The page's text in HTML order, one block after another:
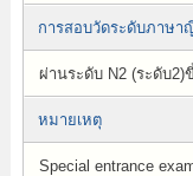
การสอบวัดระดับภาษา
ผ่านระดับ N2 (ระดับ2)
หมายเหตุ
Special entrance